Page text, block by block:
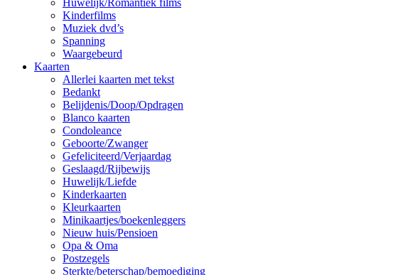
Huwelijk/Romantiek films
Kinderfilms
Muziek dvd’s
Spanning
Waargebeurd
Kaarten
Allerlei kaarten met tekst
Bedankt
Belijdenis/Doop/Opdragen
Blanco kaarten
Condoleance
Geboorte/Zwanger
Gefeliciteerd/Verjaardag
Geslaagd/Rijbewijs
Huwelijk/Liefde
Kinderkaarten
Kleurkaarten
Minikaartjes/boekenleggers
Nieuw huis/Pensioen
Opa & Oma
Postzegels
Sterkte/beterschap/bemoediging